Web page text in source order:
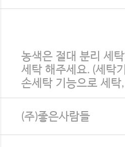
농색은 절대 분리 세
세탁 해주세요. (세탁
손세탁 기능으로 세탁
(주)좋은사람들